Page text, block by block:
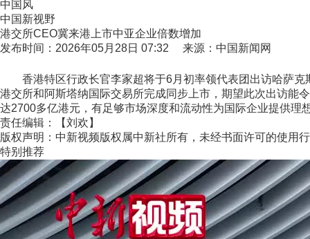
中国风
中国新视野
港交所CEO冀来港上市中亚企业倍数增加
发布时间：2026年05月28日 07:32 来源：中国新闻网
香港特区行政长官李家超将于6月初率领代表团出访哈萨克
港交所和阿斯塔纳国际交易所完成同步上市，期望此次出访能
达2700多亿港元，有足够市场深度和流动性为国际企业提供理
责任编辑：【刘欢】
版权声明：中新视频版权属中新社所有，未经书面许可的使用
特别推荐